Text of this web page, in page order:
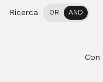
Ricerca OR AND
Con